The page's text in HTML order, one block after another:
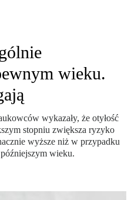
wieku.
wykazały, że otyłość
stopniu zwiększa ryzyko
wyższe niż w przypadku
wieku.